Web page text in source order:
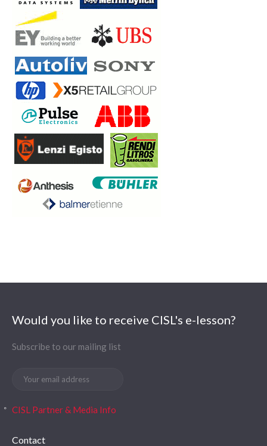
Would you like to receive CISL's e-lesson?
Subscribe to our mailing list
CISL Partner & Media Info
Contact